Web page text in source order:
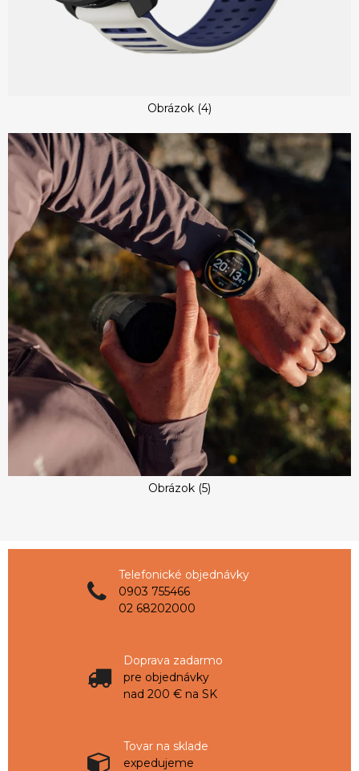
Obrázok (4)
Obrázok (5)
Telefonické objednávky
0903 755466
02 68202000
Doprava zadarmo
pre objednávky
nad 200 € na SK
Tovar na sklade
expedujeme